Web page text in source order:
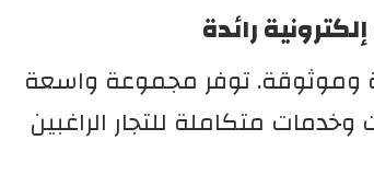
رائدة
وموثوقة. توفر مجموعة واسعة
متكاملة للتجار الراغبين